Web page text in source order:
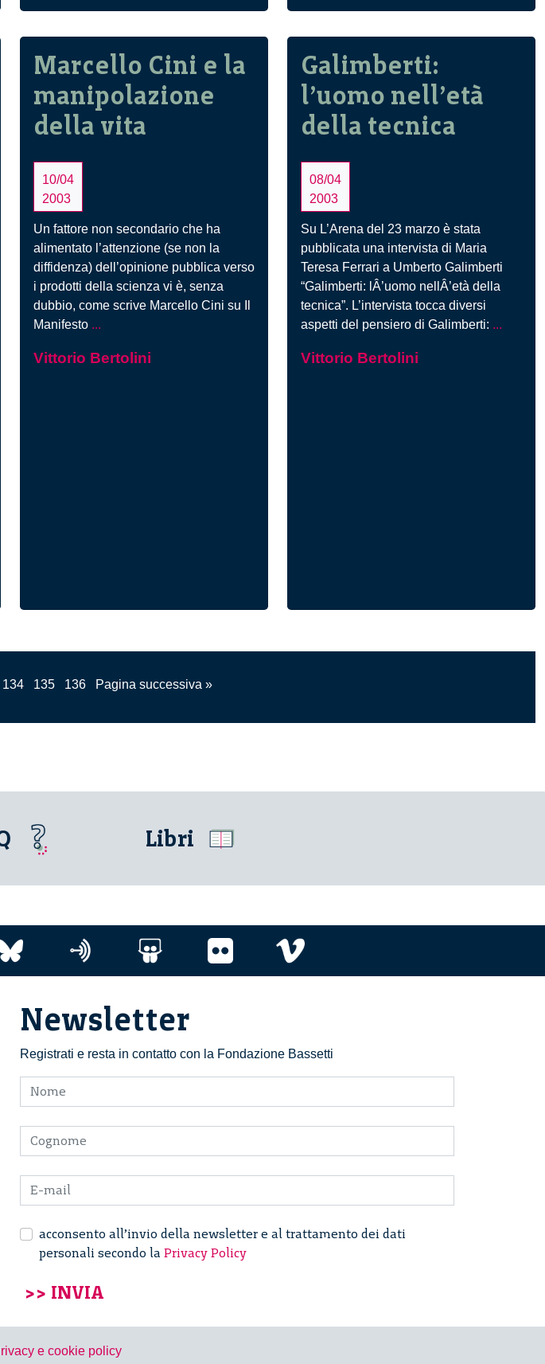
Marcello Cini e la
manipolazione
della vita
10/04
2003
Un fattore non secondario che ha
alimentato l’attenzione (se non la
diffidenza) dell’opinione pubblica verso
i prodotti della scienza vi è, senza
dubbio, come scrive Marcello Cini su Il
Manifesto ...
e
Vittorio Bertolini
Galimberti:
l’uomo nell’età
della tecnica
08/04
2003
Su L’Arena del 23 marzo è stata
pubblicata una intervista di Maria
Teresa Ferrari a Umberto Galimberti
“Galimberti: lÂ’uomo nellÂ’età della
tecnica”. L’intervista tocca diversi
aspetti del pensiero di Galimberti: ...
Vittorio Bertolini
134 135 136 Pagina successiva »
Libri
Newsletter
Registrati e resta in contatto con la Fondazione Bassetti
acconsento all’invio della newsletter e al trattamento dei dati
personali secondo la Privacy Policy
e cookie policy